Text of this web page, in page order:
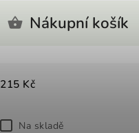
Nákupní košík
215 Kč
Na skladě